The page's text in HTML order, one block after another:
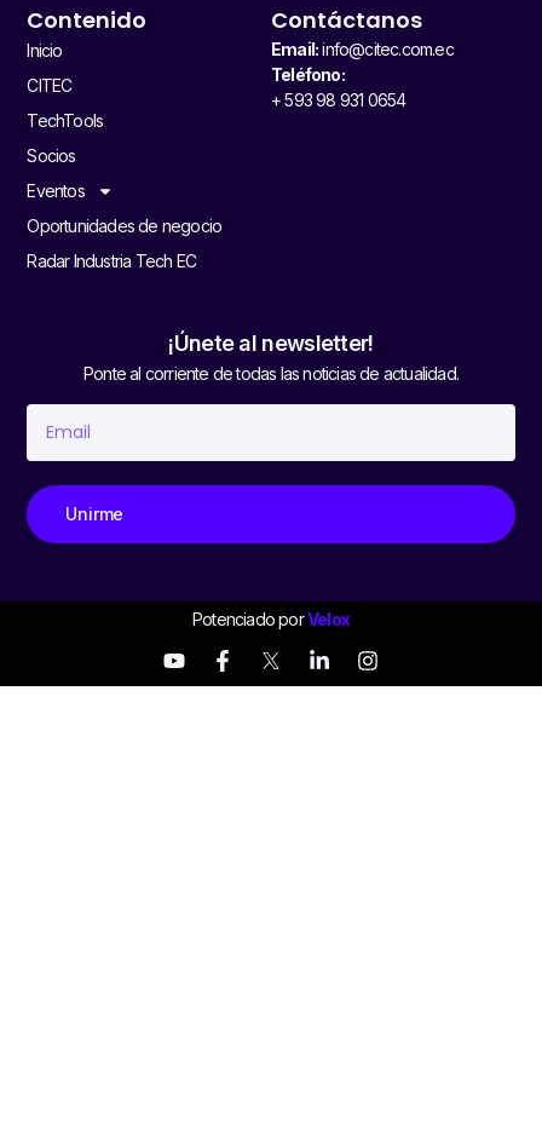
Contenido
Inicio
CITEC
TechTools
Socios
Eventos
Oportunidades de negocio
Radar Industria Tech EC
Contáctanos
Email:info@citec.com.ec
Teléfono:
+ 593 98 931 0654
¡Únete al newsletter!
Ponte al corriente de todas las noticias de actualidad.
Unirme
Potenciado porVelox